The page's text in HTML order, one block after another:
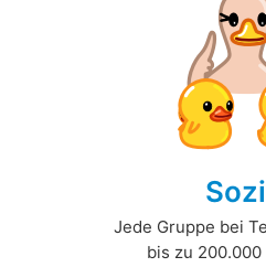
Jede Gruppe bei
bis zu